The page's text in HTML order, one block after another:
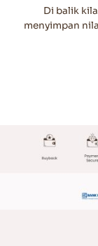
Di balik
menyimpan